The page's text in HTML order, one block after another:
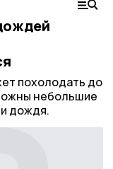
похолодать до
небольшие
и дождя.